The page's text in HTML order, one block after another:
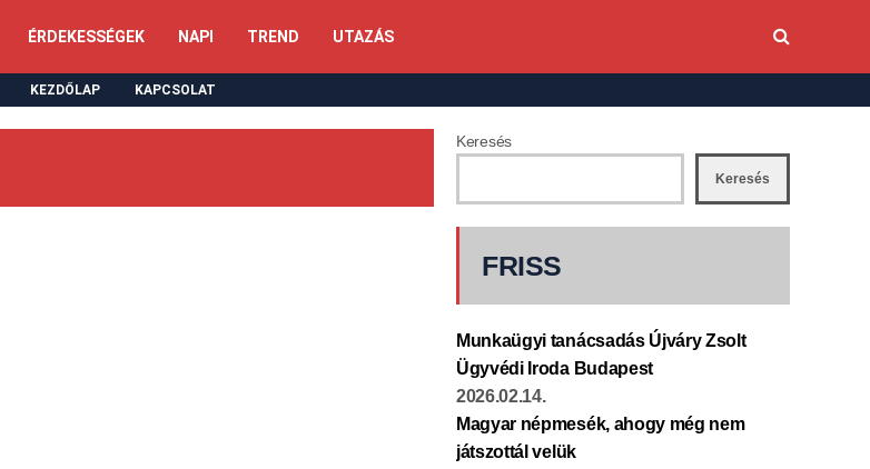
ÉRDEKESSÉGEK NAPI TREND UTAZÁS
KEZDŐLAP KAPCSOLAT
Keresés
Keresés
FRISS
Munkaügyi tanácsadás Újváry Zsolt
Ügyvédi Iroda Budapest
2026.02.14.
Magyar népmesék, ahogy még nem
játszottál velük